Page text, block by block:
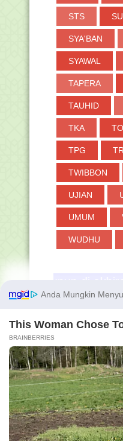
STS
SYA'BAN
SYAWAL
TAPERA
TAUHID
TKA
TPG
TWIBBON
UJIAN
UMUM
WUDHU
Membershi
p GRATIS